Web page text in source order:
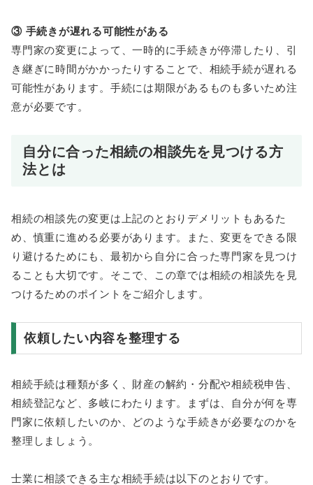
③ 手続きが遅れる可能性がある
専門家の変更によって、一時的に手続きが停滞したり、引
き継ぎに時間がかかったりすることで、相続手続が遅れる
可能性があります。手続には期限があるものも多いため注
意が必要です。
自分に合った相続の相談先を見つける方
法とは
相続の相談先の変更は上記のとおりデメリットもあるた
め、慎重に進める必要があります。また、変更をできる限
り避けるためにも、最初から自分に合った専門家を見つけ
ることも大切です。そこで、この章では相続の相談先を見
つけるためのポイントをご紹介します。
依頼したい内容を整理する
相続手続は種類が多く、財産の解約・分配や相続税申告、
相続登記など、多岐にわたります。まずは、自分が何を専
門家に依頼したいのか、どのような手続きが必要なのかを
整理しましょう。
士業に相談できる主な相続手続は以下のとおりです。